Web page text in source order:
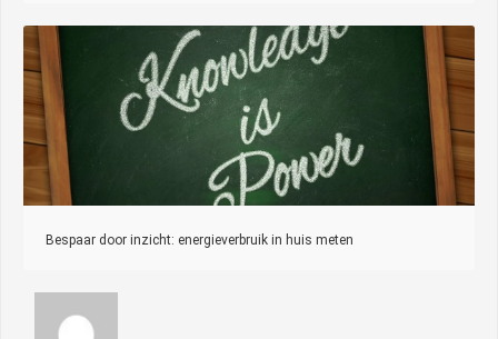
Bespaar door inzicht: energieverbruik in huis meten